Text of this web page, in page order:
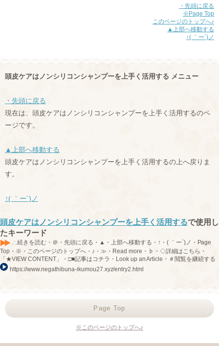
・先頭に戻る
※Page Top
このページのトップへ♪
▲上部へ移動する
↑( ｀ー´)ノ
Page Top
頭皮ケアはノンシリコンシャンプーを上手く活用する メニュー
・先頭に戻る
現在は、頭皮ケアはノンシリコンシャンプーを上手く活用するのペ
ージです。
▲上部へ移動する
頭皮ケアはノンシリコンシャンプーを上手く活用するの上へ戻りま
す。
↑( ｀ー´)ノ
頭皮ケアはノンシリコンシャンプーを上手く活用するで使用し
たキーワード
∴続きを読む・＠・先頭に戻る・▲・上部へ移動する・↑・( ｀ー´)ノ・Page
Top・※・このページのトップへ・♪・≫・Read more・♭・◇詳細はこちら・
「★VIEW CONTENT」・□■記事はコチラ・Look up an Article・＃閲覧を継続する
https://www.negathibuna-ikumou27.xyz/entry2.html
※このページのトップへ♪